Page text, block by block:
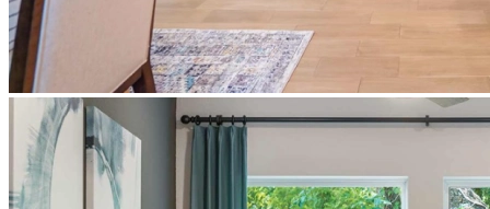
Testimonios